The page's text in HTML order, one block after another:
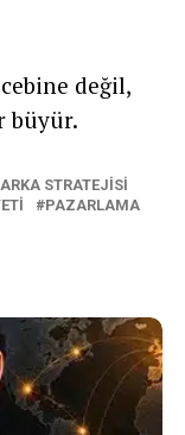
değil,
büyür.
STRATEJISI
PAZARLAMA